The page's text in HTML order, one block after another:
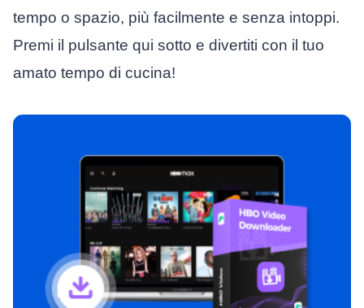
tempo o spazio, più facilmente e senza intoppi.
Premi il pulsante qui sotto e divertiti con il tuo
amato tempo di cucina!